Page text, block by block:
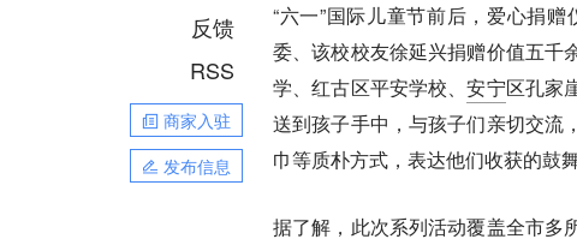
反馈
RSS
商家入驻
发布信息
“六一”国际儿童节前后，爱心捐
委、该校校友徐延兴捐赠价值五千
学、红古区平安学校、安宁区孔家
送到孩子手中，与孩子们亲切交流
巾等质朴方式，表达他们收获的鼓
据了解，此次系列活动覆盖全市多